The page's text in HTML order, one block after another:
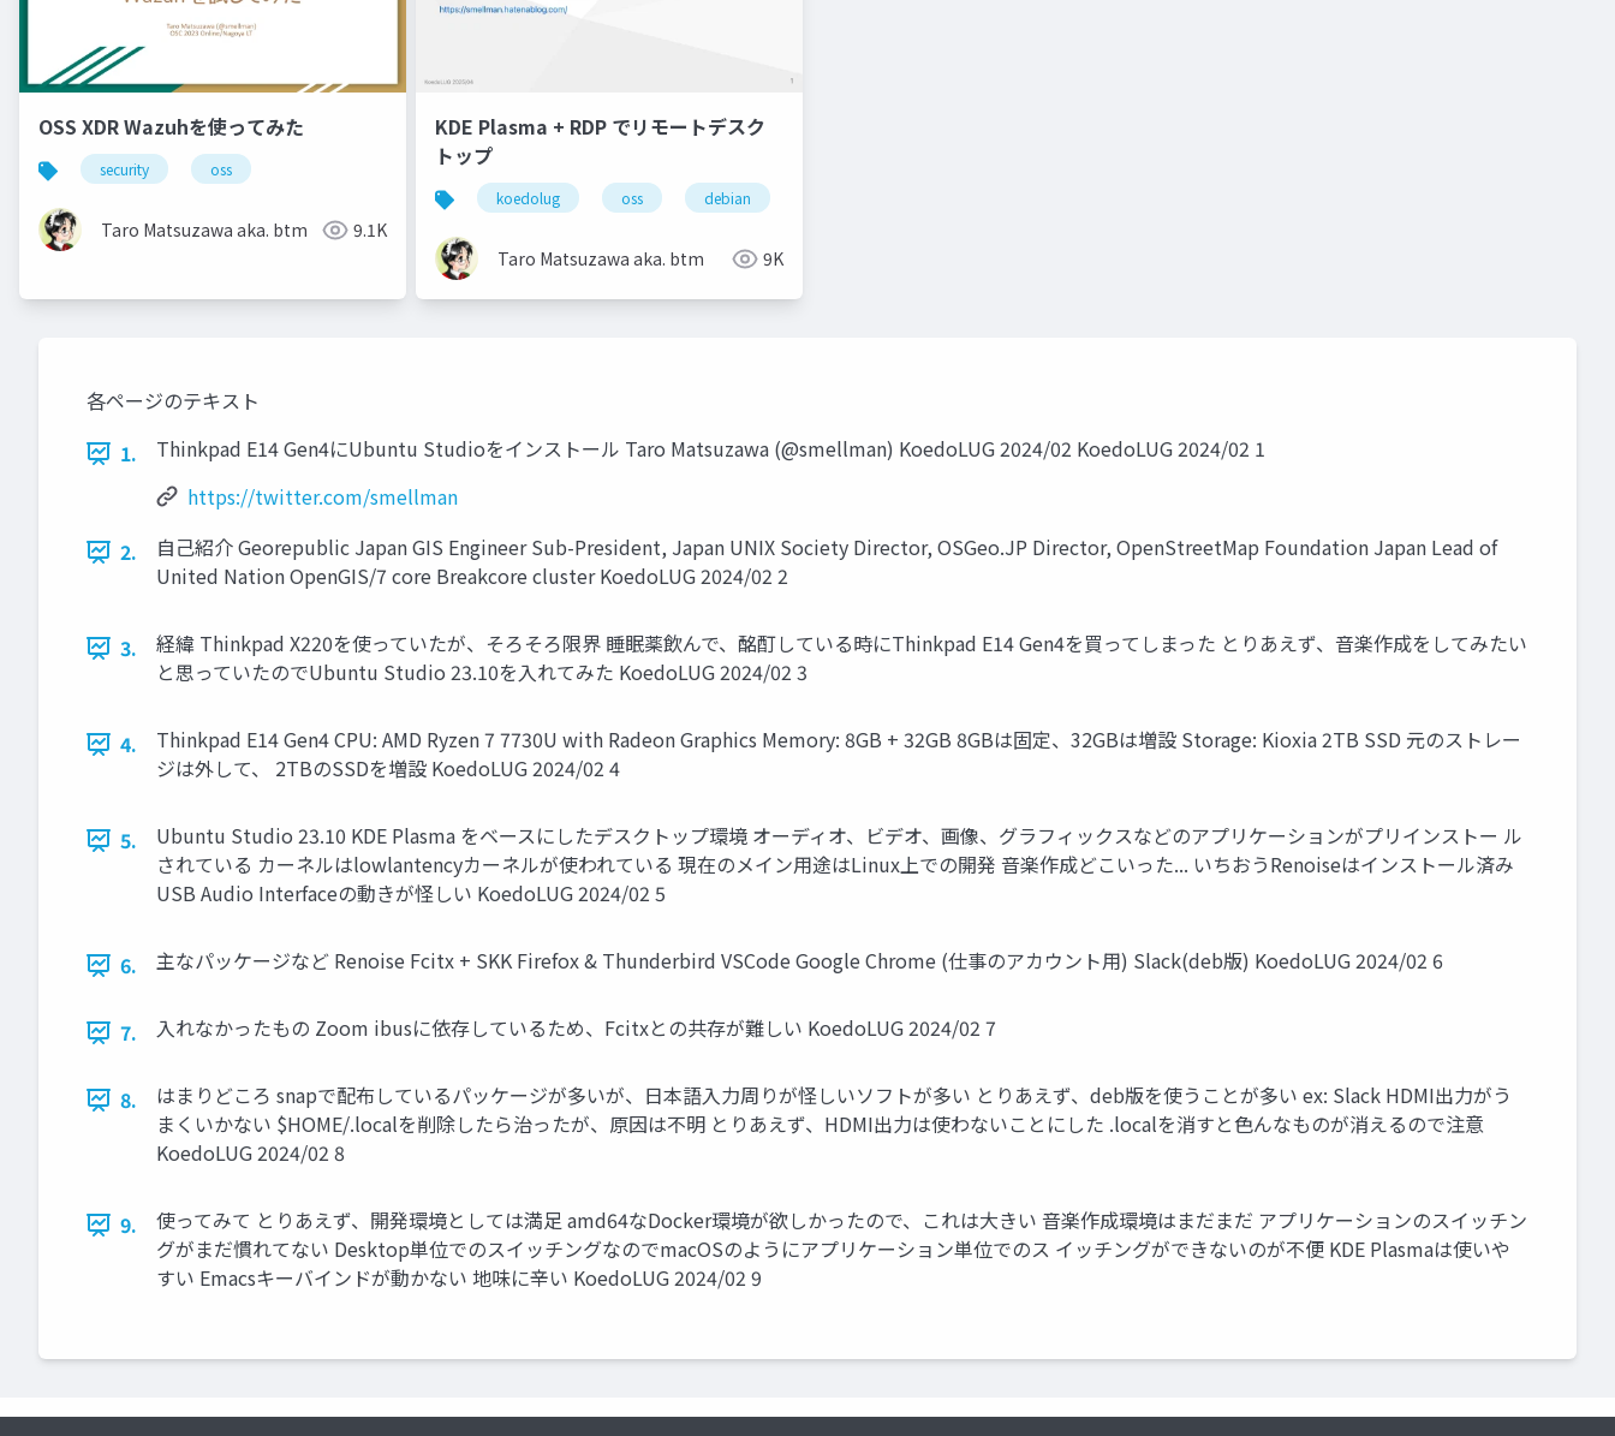
OSS XDR Wazuhを使ってみた
security oss
Taro Matsuzawa aka. btm 9.1K
KDE Plasma + RDP でリモートデスク
トップ
koedolug oss debian
Taro Matsuzawa aka. btm 9K
各ページのテキスト
1.
Thinkpad E14 Gen4にUbuntu Studioをインストール Taro Matsuzawa (@smellman) KoedoLUG 2024/02 KoedoLUG 2024/02 1
https://twitter.com/smellman
2.
自己紹介 Georepublic Japan GIS Engineer Sub-President, Japan UNIX Society Director, OSGeo.JP Director, OpenStreetMap Foundation Japan Lead of
United Nation OpenGIS/7 core Breakcore cluster KoedoLUG 2024/02 2
3.
経緯 Thinkpad X220を使っていたが、そろそろ限界 睡眠薬飲んで、酩酊している時にThinkpad E14 Gen4を買ってしまった とりあえず、音楽作成をしてみたい
と思っていたのでUbuntu Studio 23.10を入れてみた KoedoLUG 2024/02 3
4.
Thinkpad E14 Gen4 CPU: AMD Ryzen 7 7730U with Radeon Graphics Memory: 8GB + 32GB 8GBは固定、32GBは増設 Storage: Kioxia 2TB SSD 元のストレー
ジは外して、 2TBのSSDを増設 KoedoLUG 2024/02 4
5.
Ubuntu Studio 23.10 KDE Plasma をベースにしたデスクトップ環境 オーディオ、ビデオ、画像、グラフィックスなどのアプリケーションがプリインストー ル
されている カーネルはlowlantencyカーネルが使われている 現在のメイン用途はLinux上での開発 音楽作成どこいった... いちおうRenoiseはインストール済み
USB Audio Interfaceの動きが怪しい KoedoLUG 2024/02 5
6. 主なパッケージなど Renoise Fcitx + SKK Firefox & Thunderbird VSCode Google Chrome (仕事のアカウント用) Slack(deb版) KoedoLUG 2024/02 6
7. 入れなかったもの Zoom ibusに依存しているため、Fcitxとの共存が難しい KoedoLUG 2024/02 7
8.
はまりどころ snapで配布しているパッケージが多いが、日本語入力周りが怪しいソフトが多い とりあえず、deb版を使うことが多い ex: Slack HDMI出力がう
まくいかない $HOME/.localを削除したら治ったが、原因は不明 とりあえず、HDMI出力は使わないことにした .localを消すと色んなものが消えるので注意
KoedoLUG 2024/02 8
9.
使ってみて とりあえず、開発環境としては満足 amd64なDocker環境が欲しかったので、これは大きい 音楽作成環境はまだまだ アプリケーションのスイッチン
グがまだ慣れてない Desktop単位でのスイッチングなのでmacOSのようにアプリケーション単位でのス イッチングができないのが不便 KDE Plasmaは使いや
すい Emacsキーバインドが動かない 地味に辛い KoedoLUG 2024/02 9